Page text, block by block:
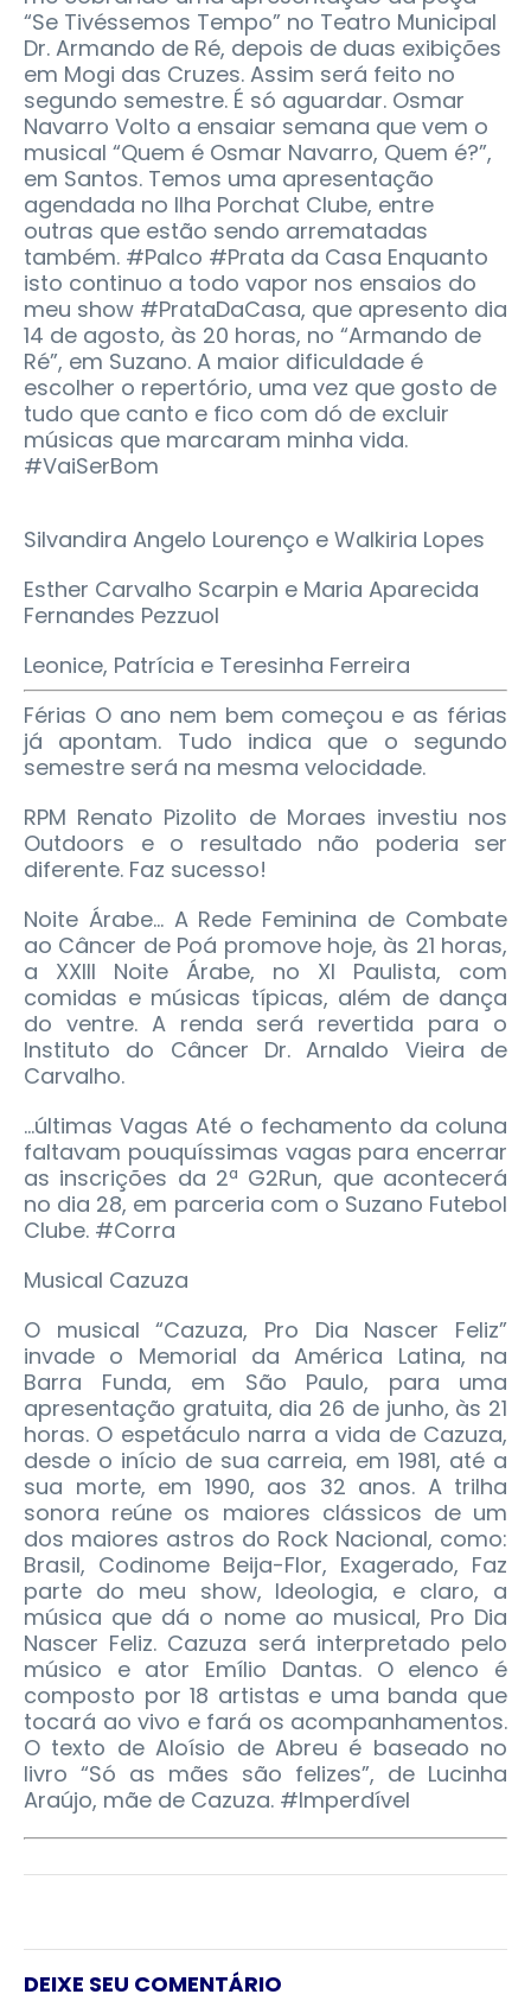
“Se Tivéssemos Tempo” no Teatro Municipal
Dr. Armando de Ré, depois de duas exibições
em Mogi das Cruzes. Assim será feito no
segundo semestre. É só aguardar. Osmar
Navarro Volto a ensaiar semana que vem o
musical “Quem é Osmar Navarro, Quem é?”,
em Santos. Temos uma apresentação
agendada no Ilha Porchat Clube, entre
outras que estão sendo arrematadas
também. #Palco #Prata da Casa Enquanto
isto continuo a todo vapor nos ensaios do
meu show #PrataDaCasa, que apresento dia
14 de agosto, às 20 horas, no “Armando de
Ré”, em Suzano. A maior dificuldade é
escolher o repertório, uma vez que gosto de
tudo que canto e fico com dó de excluir
músicas que marcaram minha vida.
#VaiSerBom
Silvandira Angelo Lourenço e Walkiria Lopes
Esther Carvalho Scarpin e Maria Aparecida
Fernandes Pezzuol
Leonice, Patrícia e Teresinha Ferreira
Férias O ano nem bem começou e as férias
já apontam. Tudo indica que o segundo
semestre será na mesma velocidade.
RPM Renato Pizolito de Moraes investiu nos
Outdoors e o resultado não poderia ser
diferente. Faz sucesso!
Noite Árabe... A Rede Feminina de Combate
ao Câncer de Poá promove hoje, às 21 horas,
a XXIII Noite Árabe, no XI Paulista, com
comidas e músicas típicas, além de dança
do ventre. A renda será revertida para o
Instituto do Câncer Dr. Arnaldo Vieira de
Carvalho.
...últimas Vagas Até o fechamento da coluna
faltavam pouquíssimas vagas para encerrar
as inscrições da 2ª G2Run, que acontecerá
no dia 28, em parceria com o Suzano Futebol
Clube. #Corra
Musical Cazuza
O musical “Cazuza, Pro Dia Nascer Feliz”
invade o Memorial da América Latina, na
Barra Funda, em São Paulo, para uma
apresentação gratuita, dia 26 de junho, às 21
horas. O espetáculo narra a vida de Cazuza,
desde o início de sua carreia, em 1981, até a
sua morte, em 1990, aos 32 anos. A trilha
sonora reúne os maiores clássicos de um
dos maiores astros do Rock Nacional, como:
Brasil, Codinome Beija-Flor, Exagerado, Faz
parte do meu show, Ideologia, e claro, a
música que dá o nome ao musical, Pro Dia
Nascer Feliz. Cazuza será interpretado pelo
músico e ator Emílio Dantas. O elenco é
composto por 18 artistas e uma banda que
tocará ao vivo e fará os acompanhamentos.
O texto de Aloísio de Abreu é baseado no
livro “Só as mães são felizes”, de Lucinha
Araújo, mãe de Cazuza. #Imperdível
DEIXE SEU COMENTÁRIO